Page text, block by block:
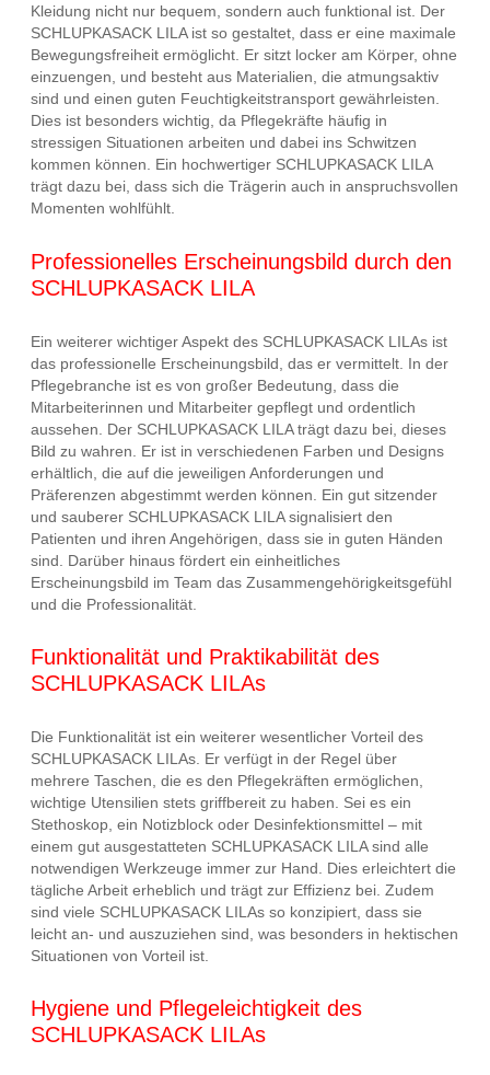
Kleidung nicht nur bequem, sondern auch funktional ist. Der
SCHLUPKASACK LILA ist so gestaltet, dass er eine maximale
Bewegungsfreiheit ermöglicht. Er sitzt locker am Körper, ohne
einzuengen, und besteht aus Materialien, die atmungsaktiv
sind und einen guten Feuchtigkeitstransport gewährleisten.
Dies ist besonders wichtig, da Pflegekräfte häufig in
stressigen Situationen arbeiten und dabei ins Schwitzen
kommen können. Ein hochwertiger SCHLUPKASACK LILA
trägt dazu bei, dass sich die Trägerin auch in anspruchsvollen
Momenten wohlfühlt.
Professionelles Erscheinungsbild durch den
SCHLUPKASACK LILA
Ein weiterer wichtiger Aspekt des SCHLUPKASACK LILAs ist
das professionelle Erscheinungsbild, das er vermittelt. In der
Pflegebranche ist es von großer Bedeutung, dass die
Mitarbeiterinnen und Mitarbeiter gepflegt und ordentlich
aussehen. Der SCHLUPKASACK LILA trägt dazu bei, dieses
Bild zu wahren. Er ist in verschiedenen Farben und Designs
erhältlich, die auf die jeweiligen Anforderungen und
Präferenzen abgestimmt werden können. Ein gut sitzender
und sauberer SCHLUPKASACK LILA signalisiert den
Patienten und ihren Angehörigen, dass sie in guten Händen
sind. Darüber hinaus fördert ein einheitliches
Erscheinungsbild im Team das Zusammengehörigkeitsgefühl
und die Professionalität.
Funktionalität und Praktikabilität des
SCHLUPKASACK LILAs
Die Funktionalität ist ein weiterer wesentlicher Vorteil des
SCHLUPKASACK LILAs. Er verfügt in der Regel über
mehrere Taschen, die es den Pflegekräften ermöglichen,
wichtige Utensilien stets griffbereit zu haben. Sei es ein
Stethoskop, ein Notizblock oder Desinfektionsmittel – mit
einem gut ausgestatteten SCHLUPKASACK LILA sind alle
notwendigen Werkzeuge immer zur Hand. Dies erleichtert die
tägliche Arbeit erheblich und trägt zur Effizienz bei. Zudem
sind viele SCHLUPKASACK LILAs so konzipiert, dass sie
leicht an- und auszuziehen sind, was besonders in hektischen
Situationen von Vorteil ist.
Hygiene und Pflegeleichtigkeit des
SCHLUPKASACK LILAs